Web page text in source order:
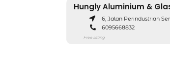
Hungly Aluminium &
6, Jalan Perindustrian
6095668832
Free listing